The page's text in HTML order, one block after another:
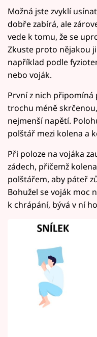
Možná jste zvyklí
dobře zabírá, ale
vede k tomu, že se
Zkuste proto nějakou
například podle
nebo voják.
První z nich připomíná
trochu méně
nejmenší napětí.
polštář mezi kolena a
Při poloze na vojáka
zádech, přičemž
polštářem, aby páteř
Bohužel se voják moc
k chrápání, bývá v ní